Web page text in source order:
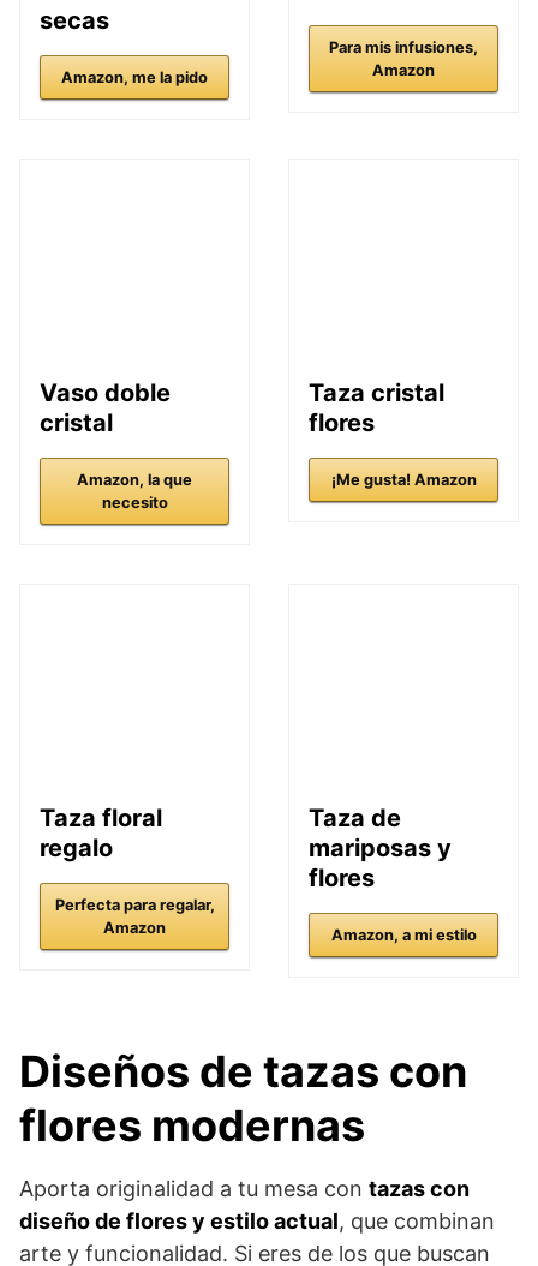
secas
Amazon, me la pido
Para mis infusiones,
Amazon
Vaso doble
cristal
Amazon, la que
necesito
Taza cristal
flores
¡Me gusta! Amazon
Taza floral
regalo
Perfecta para regalar,
Amazon
Taza de
mariposas y
flores
Amazon, a mi estilo
Diseños de tazas con
flores modernas
Aporta originalidad a tu mesa con tazas con
diseño de flores y estilo actual, que combinan
arte y funcionalidad. Si eres de los que buscan